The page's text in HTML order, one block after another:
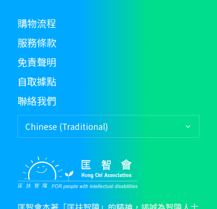
購物流程
服務條款
免責聲明
自取據點
聯絡我們